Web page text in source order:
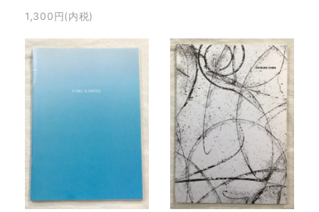
1,300円(内税)